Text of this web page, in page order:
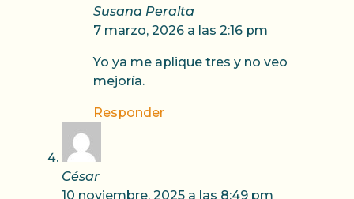
Susana Peralta
7 marzo, 2026 a las 2:16 pm
Yo ya me aplique tres y no veo
mejoría.
Responder
César
10 noviembre, 2025 a las 8:49 pm